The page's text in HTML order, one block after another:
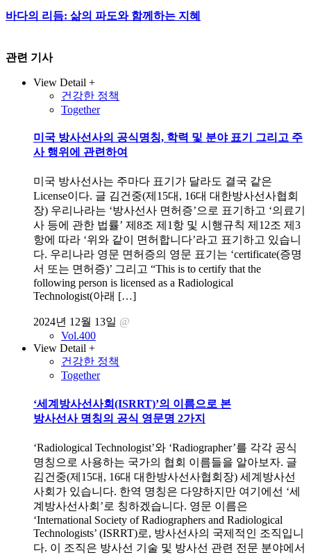
바다의 리듬: 삶의 파도와 함께하는 지혜
관련 기사
View Detail +
건강한 정책
Together
미국 방사선사의 공식명칭, 학력 및 분야 표기 그리고 주
사 행위에 관련하여
미국 방사선사는 주마다 표기가 달라도 결국 같은
License이다. 글 김건중(제15대, 16대 대한방사선사협회
장) 우리나라는 ‘방사선사 면허증’으로 표기하고 ‘의료기
사 등에 관한 법률’ 제8조 제1항 및 시행규칙 제12조 제3
항에 따라 ‘위와 같이 면허합니다’라고 표기하고 있습니
다. 우리나라 영문 면허증의 영문 표기는 ‘certificate(증명
서 또는 면허증)’ 그리고 “This is to certify that the
following person is licensed as a Radiological
Technologist(아래 […]
2024년 12월 13일 @
Vol.400
View Detail +
건강한 정책
Together
‘세계방사선사회(ISRRT)’의 이름으로 본
방사선사 명칭의 공식 영문명 2가지
‘Radiological Technologist’와 ‘Radiographer’를 각각 공식
명칭으로 사용하는 국가의 협회 이름들을 알아보자. 글
김건중(제15대, 16대 대한방사선사협회장) 세계방사선
사회가 있습니다. 한역 명칭은 다양하지만 여기에선 ‘세
계방사선사회’로 칭하겠습니다. 영문 이름은
‘International Society of Radiographers and Radiological
Technologists’ (ISRRT)로, 방사선사의 국제적인 조직입니
다. 이 조직은 방사선 기술 및 방사선 관련 전문 분야에서